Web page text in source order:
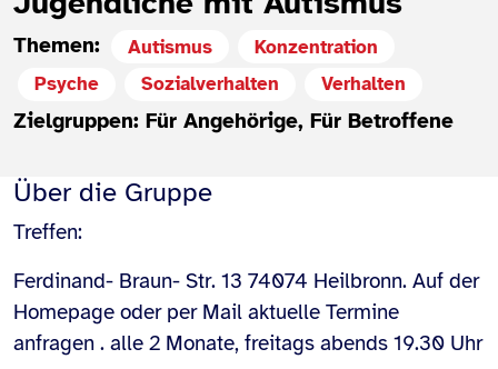
Themen: Autismus
Konzentration
Psyche
Sozialverhalten Verhalten
Zielgruppen: Für Angehörige, Für Betroffene
Über die Gruppe
Treffen:
Ferdinand- Braun- Str. 13 74074 Heilbronn. Auf der
Homepage oder per Mail aktuelle Termine
anfragen . alle 2 Monate, freitags abends 19.30 Uhr